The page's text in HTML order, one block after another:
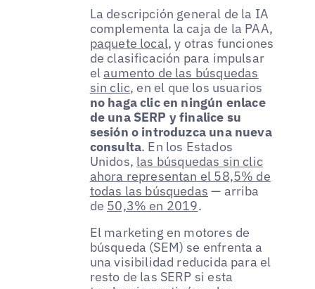
La descripción general de la IA
complementa la caja de la PAA,
paquete local, y otras funciones
de clasificación para impulsar
elaumento de las búsquedas
sin clic, en el que los usuarios
no haga clic en ningún enlace
de una SERP y finalice su
sesión o introduzca una nueva
consulta. En los Estados
Unidos, las búsquedas sin clic
ahora representan el 58,5% de
todas las búsquedas — arriba
de 50,3% en 2019.
El marketing en motores de
búsqueda (SEM) se enfrenta a
una visibilidad reducida para el
resto de las SERP si esta